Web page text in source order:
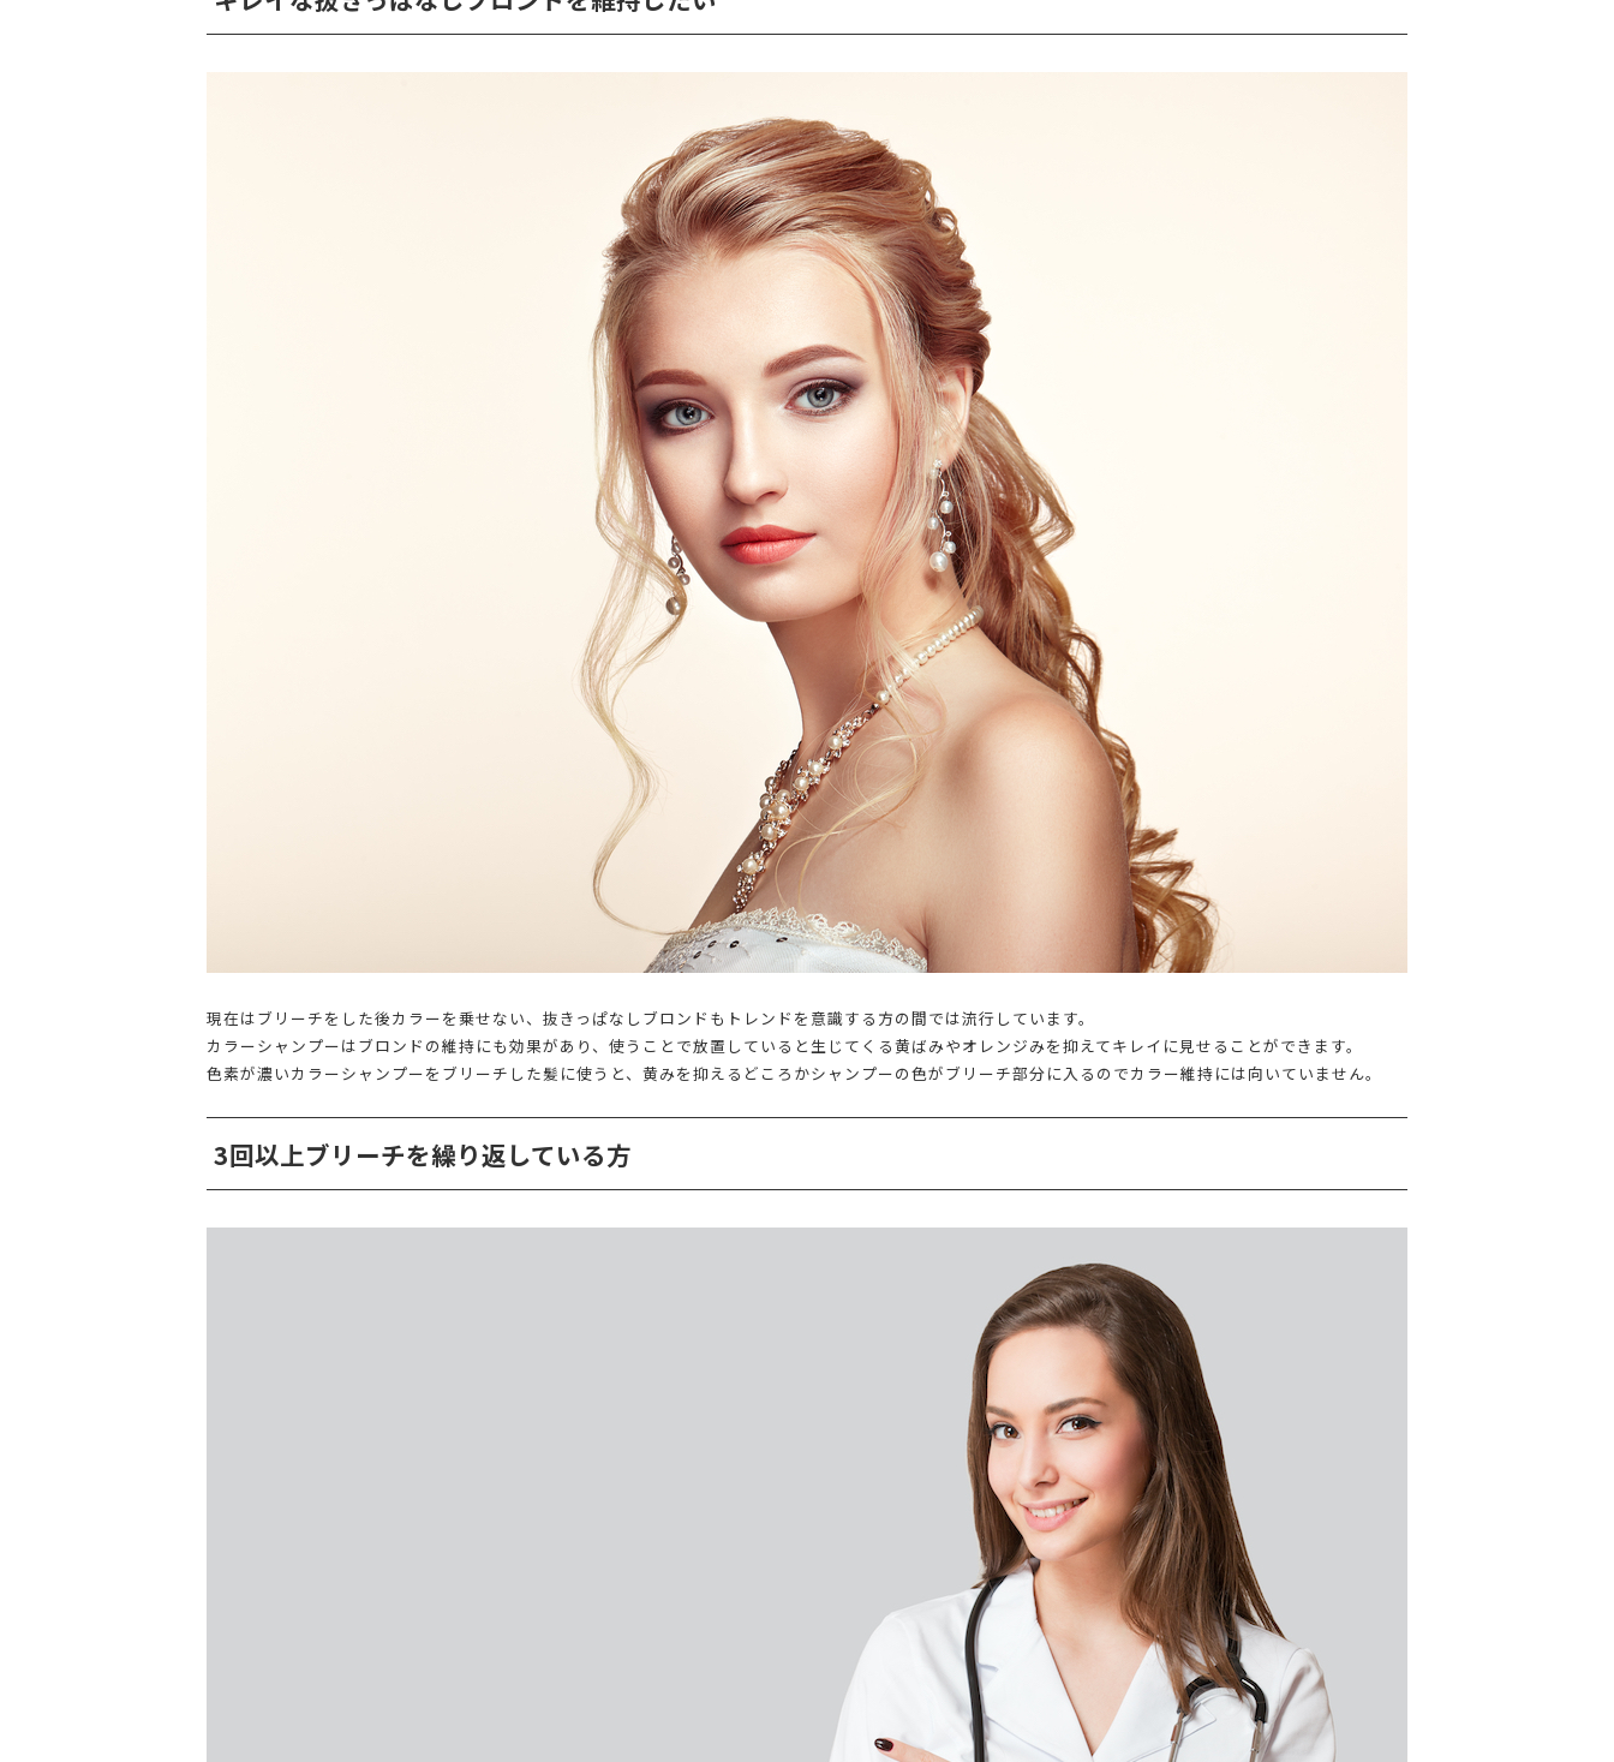
現在はブリーチをした後カラーを乗せない、抜きっぱなしブロンドもトレンドを意識する方の間では流行しています。
カラーシャンプーはブロンドの維持にも効果があり、使うことで放置していると生じてくる黄ばみやオレンジみを抑えてキレイに見せることができます。
色素が濃いカラーシャンプーをブリーチした髪に使うと、黄みを抑えるどころかシャンプーの色がブリーチ部分に入るのでカラー維持には向いていません。
3回以上ブリーチを繰り返している方